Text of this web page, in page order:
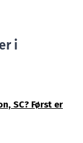
i
SC? Først er